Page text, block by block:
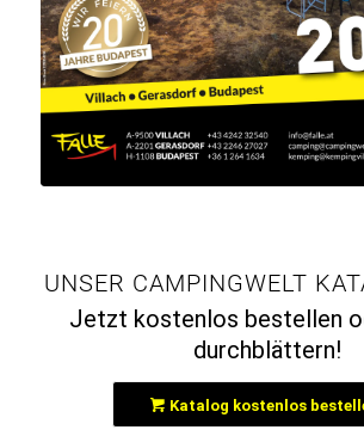
UNSER CAMPINGWELT
Jetzt kostenlos bestellen
durchblättern!
Katalog kostenlos